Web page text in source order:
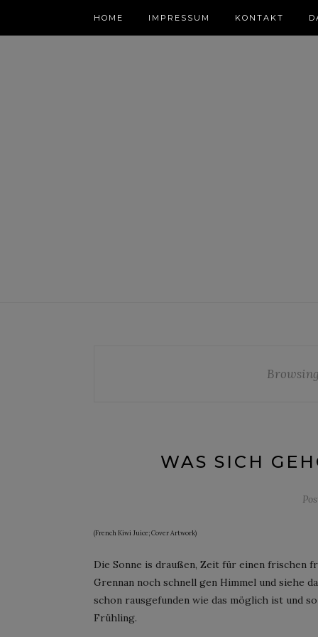
HOME IMPRESSUM KONTAKT
WAS SICH
(French Kiwi Juice; Cover Artwork)
Die Sonne is draußen, Zeit für einen frischen
Grennan noch schnell gen Himmel und siehe
schon rausgefunden wie das möglich ist und
Frühling.